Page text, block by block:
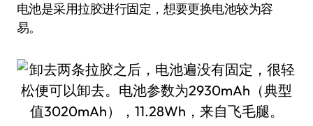
电池是采用拉胶进行固定，想要更换电池较为容
易。